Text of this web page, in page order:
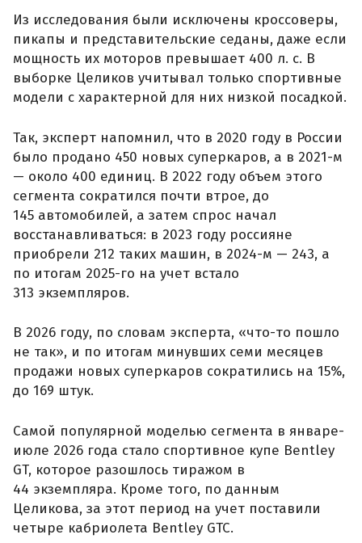
Из исследования были исключены кроссоверы,
пикапы и представительские седаны, даже если
мощность их моторов превышает 400 л. с. В
выборке Целиков учитывал только спортивные
модели с характерной для них низкой посадкой.
Так, эксперт напомнил, что в 2020 году в России
было продано 450 новых суперкаров, а в 2021-м
— около 400 единиц. В 2022 году объем этого
сегмента сократился почти втрое, до
145 автомобилей, а затем спрос начал
восстанавливаться: в 2023 году россияне
приобрели 212 таких машин, в 2024-м — 243, а
по итогам 2025-го на учет встало
313 экземпляров.
В 2026 году, по словам эксперта, «что-то пошло
не так», и по итогам минувших семи месяцев
продажи новых суперкаров сократились на 15%,
до 169 штук.
Самой популярной моделью сегмента в январе-
июле 2026 года стало спортивное купе Bentley
GT, которое разошлось тиражом в
44 экземпляра. Кроме того, по данным
Целикова, за этот период на учет поставили
четыре кабриолета Bentley GTC.